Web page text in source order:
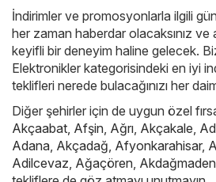
İndirimler ve promosyonlarla ilgili
her zaman haberdar olacaksınız ve
keyifli bir deneyim haline gelecek.
Elektronikler kategorisindeki en iyi
teklifleri nerede bulacağınızı her
Diğer şehirler için de uygun özel
Akçaabat, Afşin, Ağrı, Akçakale,
Adana, Akçadağ, Afyonkarahisar,
Adilcevaz, Ağaçören,